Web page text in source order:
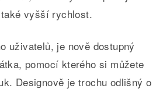
vyšší rychlost.
uživatelů, je nově dostupný
pomocí kterého si můžete
Designově je trochu odlišný o